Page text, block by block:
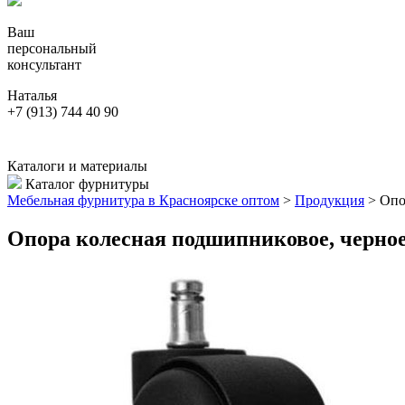
Ваш
персональный
консультант
Наталья
+7 (913) 744 40 90
Каталоги и материалы
Каталог фурнитуры
Мебельная фурнитура в Красноярске оптом > Продукция >
Опора колесная подшипниковое,